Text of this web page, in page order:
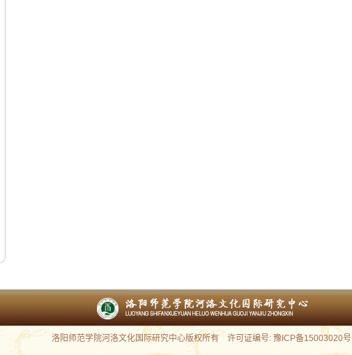
洛阳师范学院河洛文化国际研究中心版权所有 许可证编号: 豫ICP备15003020号